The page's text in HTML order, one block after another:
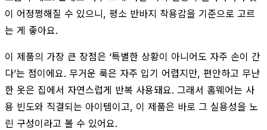
이 어정쩡해질 수 있으니, 평소 반바지 착용감을 기준으로 고르
는 게 좋아요.
이 제품의 가장 큰 장점은 ‘특별한 상황이 아니어도 자주 손이 간
다’는 점이에요. 무거운 룩은 자주 입기 어렵지만, 편안하고 무난
한 옷은 집에서 자연스럽게 반복 사용돼요. 그래서 홈웨어는 사
용 빈도와 직결되는 아이템이고, 이 제품은 바로 그 실용성을 노
린 구성이라고 볼 수 있어요.